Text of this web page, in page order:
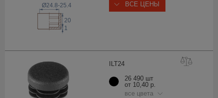
20
Ø24.8-25.4
1
ВСЕ ЦЕНЫ
ILT24
26 490 шт
от 10,40 р.
все цвета